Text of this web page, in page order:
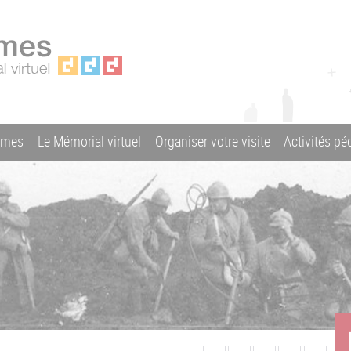
Le Mémorial virtuel Organiser votre visite Activités